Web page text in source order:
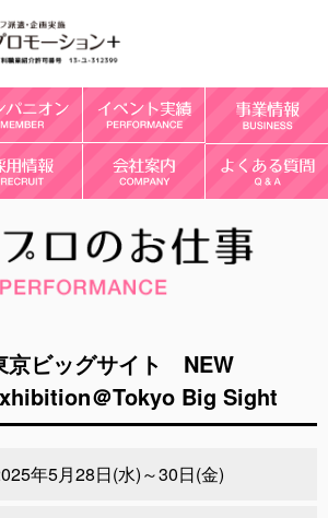
京ビッグサイト NEW
＠Tokyo Big Sight
年5月28日(水)～30日(金)